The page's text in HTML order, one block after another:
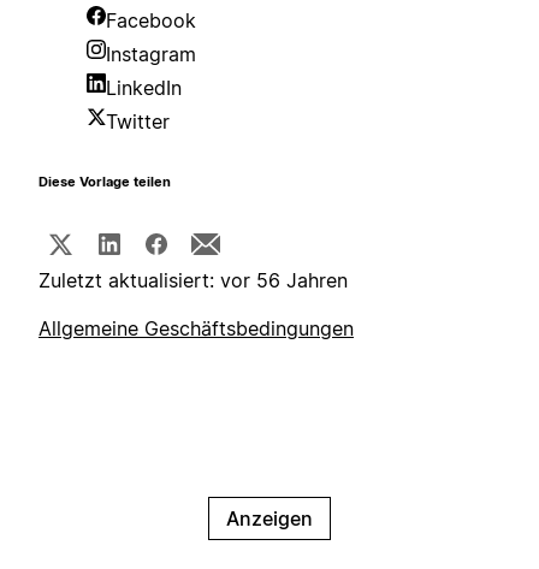
Facebook
Instagram
LinkedIn
Twitter
Diese Vorlage teilen
Zuletzt aktualisiert: vor 56 Jahren
Allgemeine Geschäftsbedingungen
Anzeigen